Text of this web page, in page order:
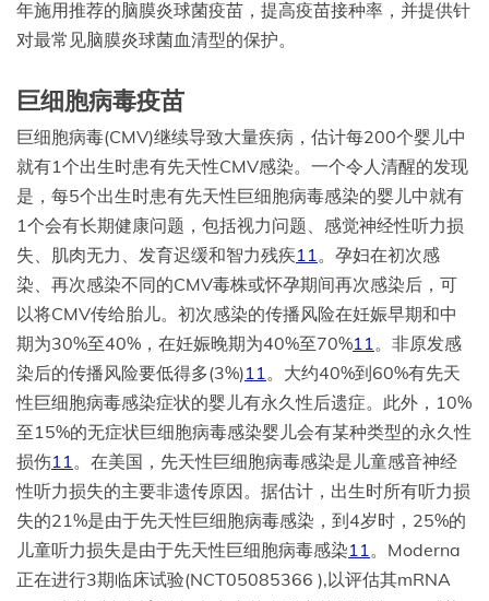
年施用推荐的脑膜炎球菌疫苗，提高疫苗接种率，并提供针
对最常见脑膜炎球菌血清型的保护。
巨细胞病毒疫苗
巨细胞病毒(CMV)继续导致大量疾病，估计每200个婴儿中
就有1个出生时患有先天性CMV感染。一个令人清醒的发现
是，每5个出生时患有先天性巨细胞病毒感染的婴儿中就有
1个会有长期健康问题，包括视力问题、感觉神经性听力损
失、肌肉无力、发育迟缓和智力残疾11。孕妇在初次感
染、再次感染不同的CMV毒株或怀孕期间再次感染后，可
以将CMV传给胎儿。初次感染的传播风险在妊娠早期和中
期为30%至40%，在妊娠晚期为40%至70%11。非原发感
染后的传播风险要低得多(3%)11。大约40%到60%有先天
性巨细胞病毒感染症状的婴儿有永久性后遗症。此外，10%
至15%的无症状巨细胞病毒感染婴儿会有某种类型的永久性
损伤11。在美国，先天性巨细胞病毒感染是儿童感音神经
性听力损失的主要非遗传原因。据估计，出生时所有听力损
失的21%是由于先天性巨细胞病毒感染，到4岁时，25%的
儿童听力损失是由于先天性巨细胞病毒感染11。Moderna
正在进行3期临床试验(NCT05085366 ),以评估其mRNA